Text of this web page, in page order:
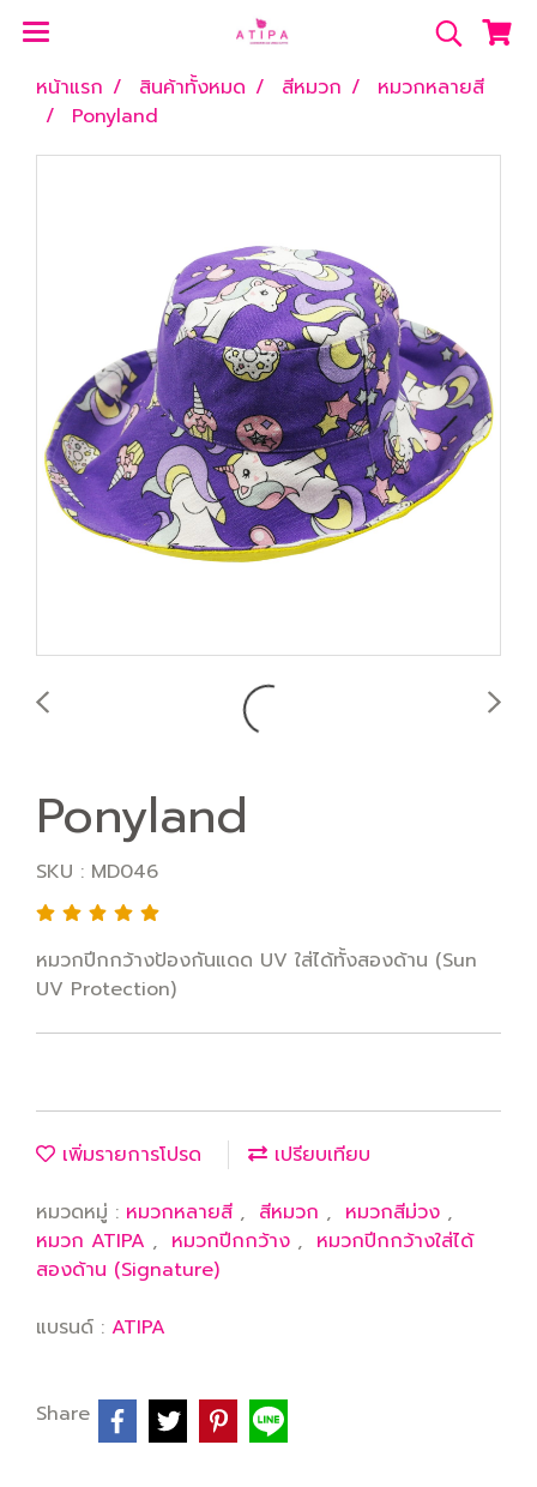
หน้าแรก สินค้าทั้งหมด สีหมวก
หมวกหลายสี
Ponyland
Ponyland
SKU : MD046
หมวกปีกกว้างป้องกันแดด UV ใส่ได้ทั้งสองด้าน (Sun
UV Protection)
เพิ่มรายการโปรด
เปรียบเทียบ
หมวดหมู่ : หมวกหลายสี , สีหมวก , หมวกสีม่วง ,
หมวก ATIPA , หมวกปีกกว้าง , หมวกปีกกว้างใส่ได้
สองด้าน (Signature)
แบรนด์ : ATIPA
Share